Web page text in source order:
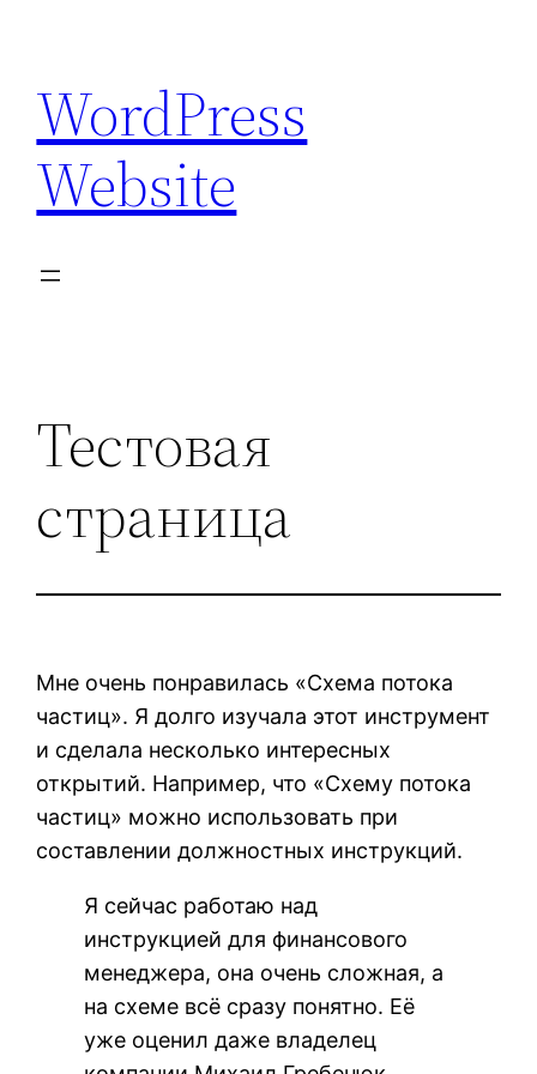
содержимому
WordPress
Website
Тестовая
страница
Мне очень понравилась «Схема потока
частиц». Я долго изучала этот инструмент
и сделала несколько интересных
открытий. Например, что «Схему потока
частиц» можно использовать при
составлении должностных инструкций.
Я сейчас работаю над
инструкцией для финансового
менеджера, она очень сложная, а
на схеме всё сразу понятно. Её
уже оценил даже владелец